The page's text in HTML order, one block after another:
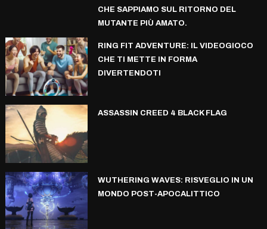
CHE SAPPIAMO SUL RITORNO DEL
MUTANTE PIÙ AMATO.
RING FIT ADVENTURE: IL VIDEOGIOCO
CHE TI METTE IN FORMA
DIVERTENDOTI
ASSASSIN CREED 4 BLACK FLAG
WUTHERING WAVES: RISVEGLIO IN UN
MONDO POST-APOCALITTICO